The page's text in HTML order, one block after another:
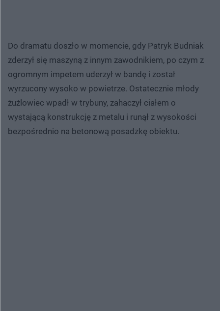
Do dramatu doszło w momencie, gdy Patryk Budniak
zderzył się maszyną z innym zawodnikiem, po czym z
ogromnym impetem uderzył w bandę i został
wyrzucony wysoko w powietrze. Ostatecznie młody
żużlowiec wpadł w trybuny, zahaczył ciałem o
wystającą konstrukcję z metalu i runął z wysokości
bezpośrednio na betonową posadzkę obiektu.